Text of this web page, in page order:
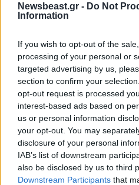
Newsbeast.gr - Do Not
Information
If you wish to opt-out of the
processing of your personal or
targeted advertising by us,
section to confirm your
opt-out request is processed
interest-based ads based on
us or personal information
your opt-out. You may
disclosure of your personal
IAB’s list of downstream
also be disclosed by us to third
Downstream Participants that
Ακολουθήστε το
και μάθετε πρώτοι